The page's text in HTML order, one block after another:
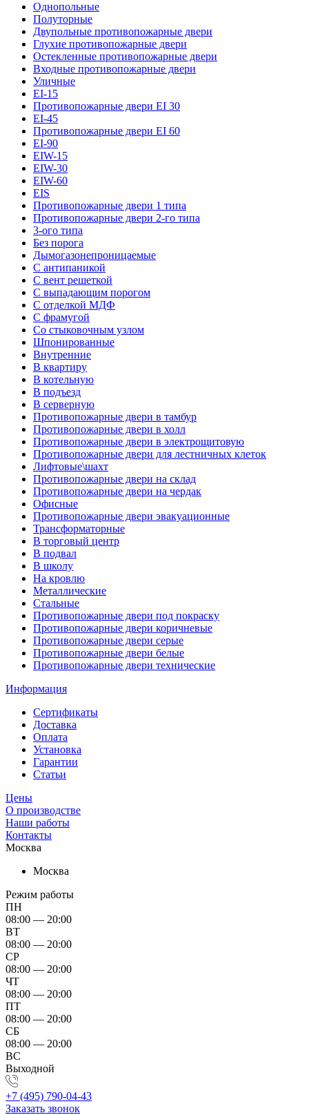
Однопольные
Полуторные
Двупольные противопожарные двери
Глухие противопожарные двери
Остекленные противопожарные двери
Входные противопожарные двери
Уличные
EI-15
Противопожарные двери EI 30
EI-45
Противопожарные двери EI 60
EI-90
EIW-15
EIW-30
EIW-60
EIS
Противопожарные двери 1 типа
Противопожарные двери 2-го типа
3-ого типа
Без порога
Дымогазонепроницаемые
С антипаникой
С вент решеткой
С выпадающим порогом
С отделкой МДФ
С фрамугой
Со стыковочным узлом
Шпонированные
Внутренние
В квартиру
В котельную
В подъезд
В серверную
Противопожарные двери в тамбур
Противопожарные двери в холл
Противопожарные двери в электрощитовую
Противопожарные двери для лестничных клеток
Лифтовые\шахт
Противопожарные двери на склад
Противопожарные двери на чердак
Офисные
Противопожарные двери эвакуационные
Трансформаторные
В торговый центр
В подвал
В школу
На кровлю
Металлические
Стальные
Противопожарные двери под покраску
Противопожарные двери коричневые
Противопожарные двери серые
Противопожарные двери белые
Противопожарные двери технические
Информация
Сертификаты
Доставка
Оплата
Установка
Гарантии
Статьи
Цены
О производстве
Наши работы
Контакты
Москва
Москва
Режим работы
ПН
08:00 — 20:00
ВТ
08:00 — 20:00
СР
08:00 — 20:00
ЧТ
08:00 — 20:00
ПТ
08:00 — 20:00
СБ
08:00 — 20:00
ВС
Выходной
+7 (495) 790-04-43
Заказать звонок